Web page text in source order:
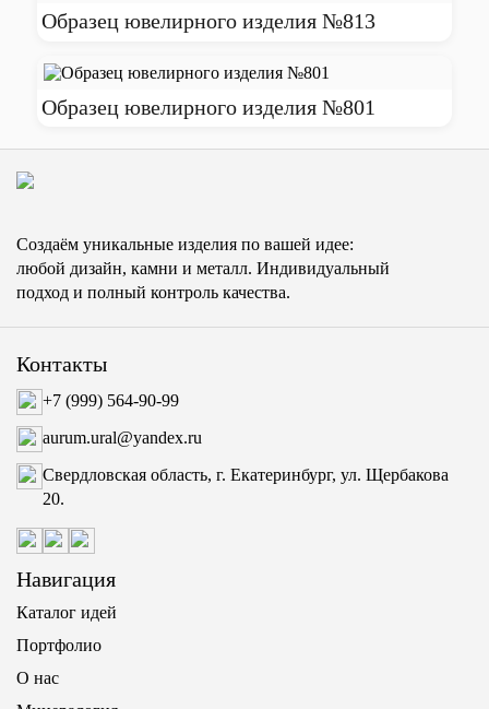
Образец ювелирного изделия №813
Образец ювелирного изделия №801
Создаём уникальные изделия по вашей идее:
любой дизайн, камни и металл. Индивидуальный
подход и полный контроль качества.
Контакты
+7 (999) 564-90-99
aurum.ural@yandex.ru
Свердловская область, г. Екатеринбург, ул. Щербакова
20.
Навигация
Каталог идей
Портфолио
О нас